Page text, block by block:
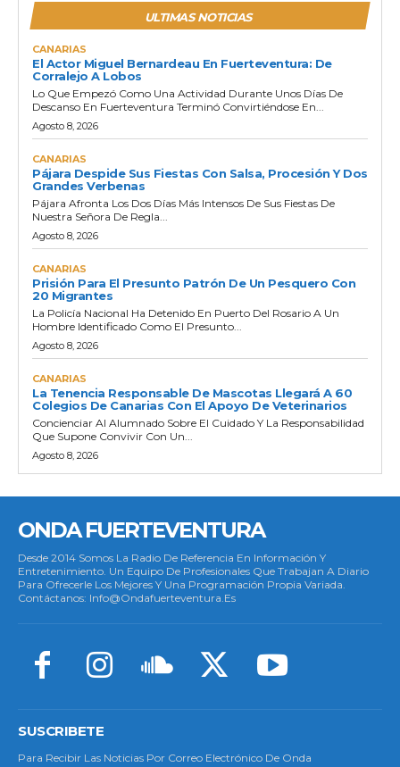
ULTIMAS NOTICIAS
CANARIAS
El Actor Miguel Bernardeau En Fuerteventura: De
Corralejo A Lobos
Lo Que Empezó Como Una Actividad Durante Unos Días De
Descanso En Fuerteventura Terminó Convirtiéndose En...
Agosto 8, 2026
CANARIAS
Pájara Despide Sus Fiestas Con Salsa, Procesión Y Dos
Grandes Verbenas
Pájara Afronta Los Dos Días Más Intensos De Sus Fiestas De
Nuestra Señora De Regla...
Agosto 8, 2026
CANARIAS
Prisión Para El Presunto Patrón De Un Pesquero Con
20 Migrantes
La Policía Nacional Ha Detenido En Puerto Del Rosario A Un
Hombre Identificado Como El Presunto...
Agosto 8, 2026
CANARIAS
La Tenencia Responsable De Mascotas Llegará A 60
Colegios De Canarias Con El Apoyo De Veterinarios
Concienciar Al Alumnado Sobre El Cuidado Y La Responsabilidad
Que Supone Convivir Con Un...
Agosto 8, 2026
ONDA FUERTEVENTURA
Desde 2014 Somos La Radio De Referencia En Información Y
Entretenimiento. Un Equipo De Profesionales Que Trabajan A Diario
Para Ofrecerle Los Mejores Y Una Programación Propia Variada.
Contáctanos: Info@ondafuerteventura.es
SUSCRIBETE
Para Recibir Las Noticias Por Correo Electrónico De Onda